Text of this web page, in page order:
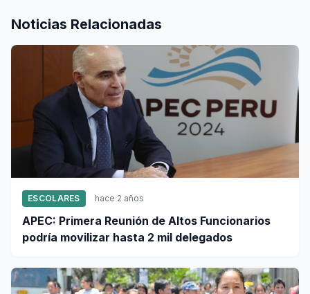
Noticias Relacionadas
ESCOLARES hace 2 años
APEC: Primera Reunión de Altos Funcionarios
podría movilizar hasta 2 mil delegados